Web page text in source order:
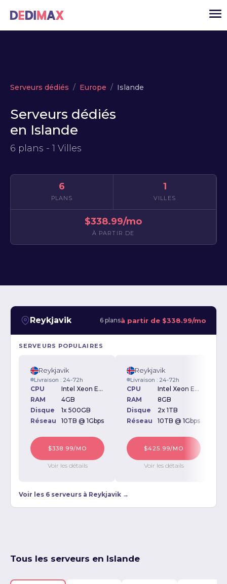
VPS
USD
MON ESPACE
Serveurs dédiés Europe Islande
Serveurs dédiés
en Islande
6 plans - 1 Villes
6
PLANS
1
VILLES
$338.99/mo
À PARTIR DE
Reykjavik 6 plansà partir de $338.99/mo
SERVEURS POPULAIRES
Reykjavik
Livraison : 24-72h
CPU
Intel Xeon E3-1220v3 3.10GHz
RAM
4GB
Disque
1x 500GB
Réseau
10TB @ 1Gbps
$338.99/MO
Voir les détails
Reykjavik
Livraison : 24-72h
CPU
Intel Xeon E3-1220v3 3.10GHz
RAM
8GB
Disque
2x 1TB
Réseau
10TB @ 1Gbps
$425.99/MO
Voir les détails
Voir les 6 serveurs à Reykjavik →
Tous les serveurs en Islande